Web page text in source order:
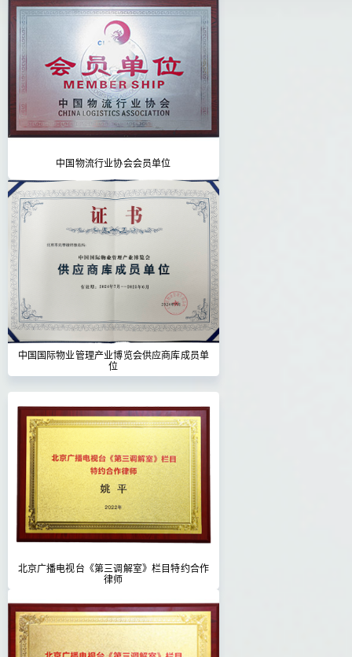
中国物流行业协会会员单位
中国国际物业管理产业博览会供应商库成员单
位
北京广播电视台《第三调解室》栏目特约合作
律师